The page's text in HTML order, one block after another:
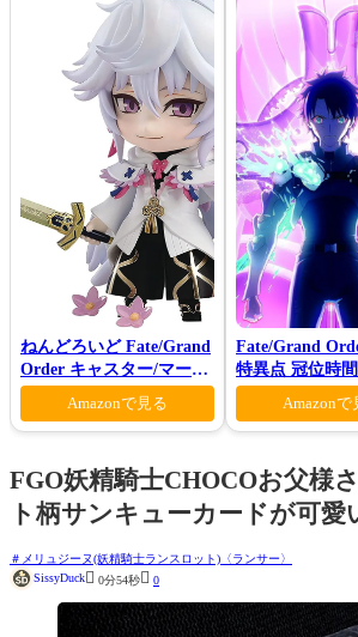
ねんどろいど Fate/Grand
Order キャスター/マーリ
ン 花の魔術師Ver.
Amazonで見る
Fate/Grand
特異点 冠位時
モン-(完全生産
Amazonで
FGO妖精騎士CHOCOお父様
ト柄サンキューカードが可愛
メリュジーヌ(妖精騎士ランスロット)〈ランサー〉
SissyDuck 0分54秒 0